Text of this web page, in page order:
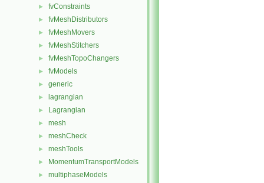
► fvConstraints
► fvMeshDistributors
► fvMeshMovers
► fvMeshStitchers
► fvMeshTopoChangers
► fvModels
► generic
► lagrangian
► Lagrangian
► mesh
► meshCheck
► meshTools
► MomentumTransportModels
► multiphaseModels